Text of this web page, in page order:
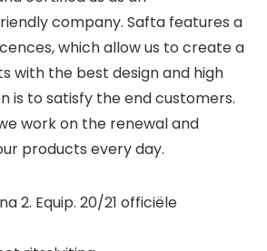
company. Safta features a
which allow us to create a
with the best design and high
is to satisfy the end customers.
work on the renewal and
products every day.
2. Equip. 20/21 officiële